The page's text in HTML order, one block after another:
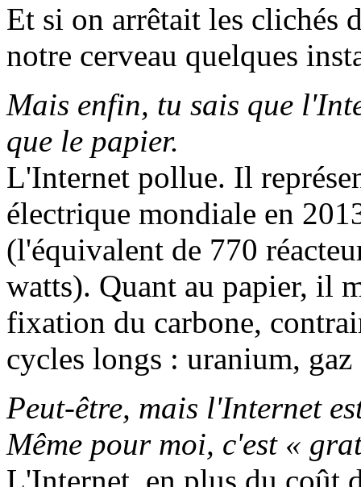
Et si on arrêtait les clichés
notre cerveau quelques
Mais enfin, tu sais que
que le papier.
L'Internet pollue. Il
électrique mondiale en
(l'équivalent de 770
watts). Quant au papier, il
fixation du carbone,
cycles longs : uranium,
Peut-être, mais l'Internet
Même pour moi, c'est «
L'Internet, en plus du coût